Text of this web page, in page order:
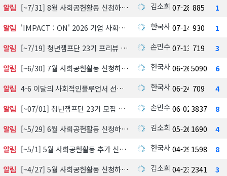
알림
[~7/31] 8월 사회공헌활동 신청하기 김소희 07-28 885
1
알림
'IMPACT : ON' 2026 기업 사회공헌 실천사례 발굴 지원사업 참여기업 모집 한국사회공헌협회
07-14 930
1
알림
[~7/19] 청년챔프단 23기 프리뷰 신청하기 손민수07-13 719
3
알림
[~6/30] 7월 사회공헌활동 신청하기 한국사회공헌협회
06-26 5090
6
알림
4-6 이달의 사회적인플루언서 선정 발표 한국사회공헌협회
06-24 709
4
알림
[~07/01] 청년챔프단 23기 모집 中 손민수06-02 3837
8
알림
[~5/29] 6월 사회공헌활동 신청하기 김소희 05-26 1690
4
알림
[~5/1] 5월 사회공헌활동 추가 신청하기 한국사회공헌협회
04-29 1598
8
알림
[~4/27] 5월 사회공헌활동 신청하기 김소희 04-23 2341
3